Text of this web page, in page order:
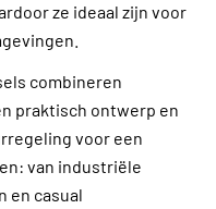
ze ideaal zijn voor
combineren
praktisch ontwerp en
voor een
van industriële
en casual